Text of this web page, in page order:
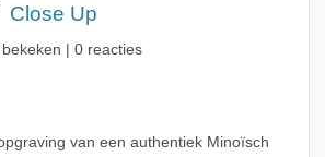
Close Up
bekeken | 0 reacties
van een authentiek Minoïsch